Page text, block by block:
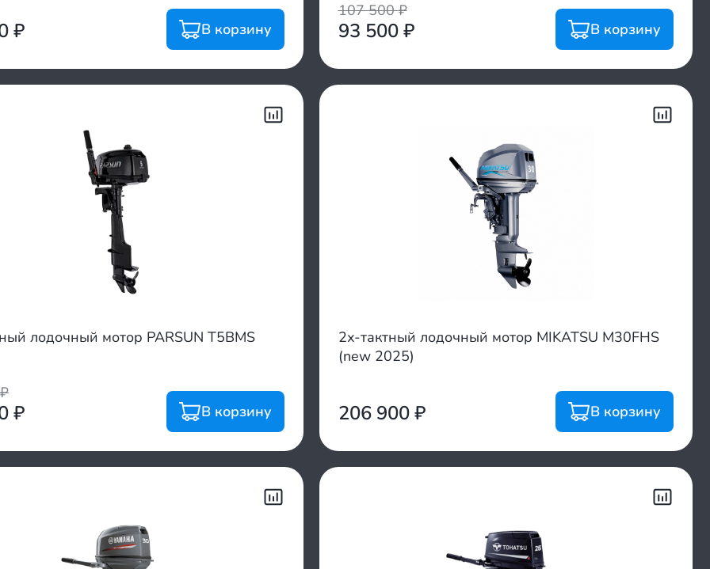
₽ В корзину
107 500₽
93 500₽ В корзину
лодочный мотор PARSUN T5BMS
₽
₽ В корзину
2х-тактный лодочный мотор MIKATSU M30FHS
(new 2025)
206 900₽ В корзину